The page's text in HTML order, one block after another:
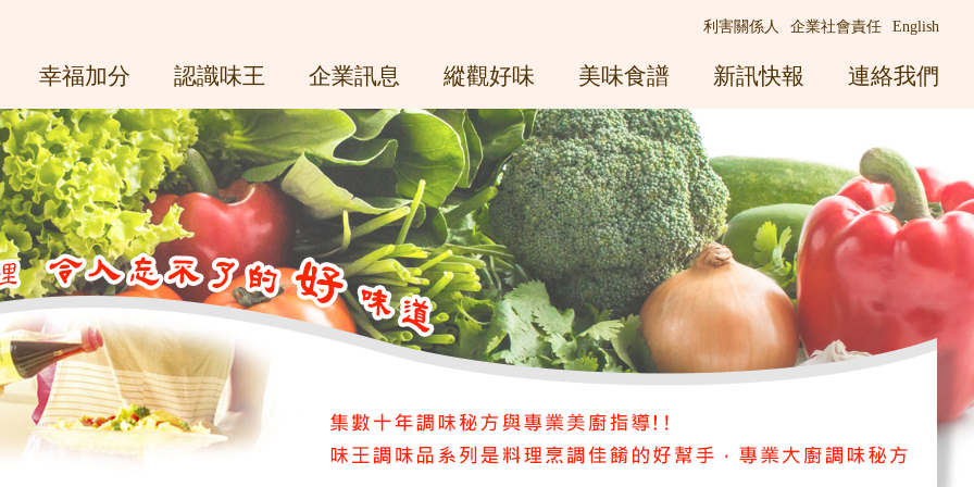
連絡我們
新訊快報
美味食譜
縱觀好味
企業訊息
認識味王
幸福加分
利害關係人 企業社會責任 English